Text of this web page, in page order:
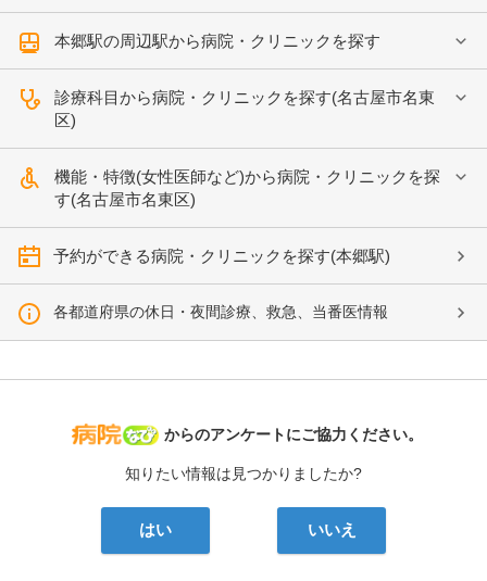
本郷駅の周辺駅から病院・クリニックを探す
診療科目から病院・クリニックを探す(名古屋市名東
区)
機能・特徴(女性医師など)から病院・クリニックを探
す(名古屋市名東区)
予約ができる病院・クリニックを探す(本郷駅)
各都道府県の休日・夜間診療、救急、当番医情報
病院なび
からのアンケートにご協力ください。
知りたい情報は見つかりましたか?
はい いいえ